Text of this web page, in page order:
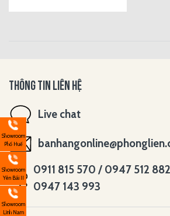
Showroom
Phố Huế
Showroom
Yên Bái II
Showroom
Lĩnh Nam
THÔNG TIN LIÊN HỆ
Live chat
0911 815 570 / 0947 512
0947 143 993